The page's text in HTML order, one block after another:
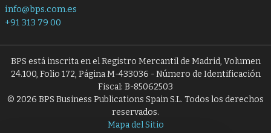
info@bps.com.es
+91 313 79 00
BPS está inscrita en el Registro Mercantil de Madrid, Volumen
24.100, Folio 172, Página M-433036 - Número de Identificación
Fiscal: B-85062503
© 2026 BPS Business Publications Spain S.L. Todos los derechos
reservados.
Mapa del Sitio